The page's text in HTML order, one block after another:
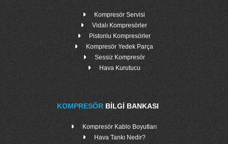
Kompresör Servisi
Vidalı Kompresörler
Pistonlu Kompresörler
Kompresör Yedek Parça
Sessiz Kompresör
Hava Kurutucu
KOMPRESÖRBILGI BANKASI
Kompresör Kablo Boyutları
Hava Tankı Nedir?